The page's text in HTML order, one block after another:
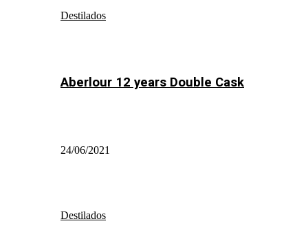
Destilados
Aberlour 12 years Double Cask
24/06/2021
Destilados